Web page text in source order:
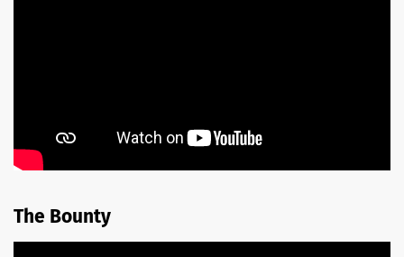
The Bounty